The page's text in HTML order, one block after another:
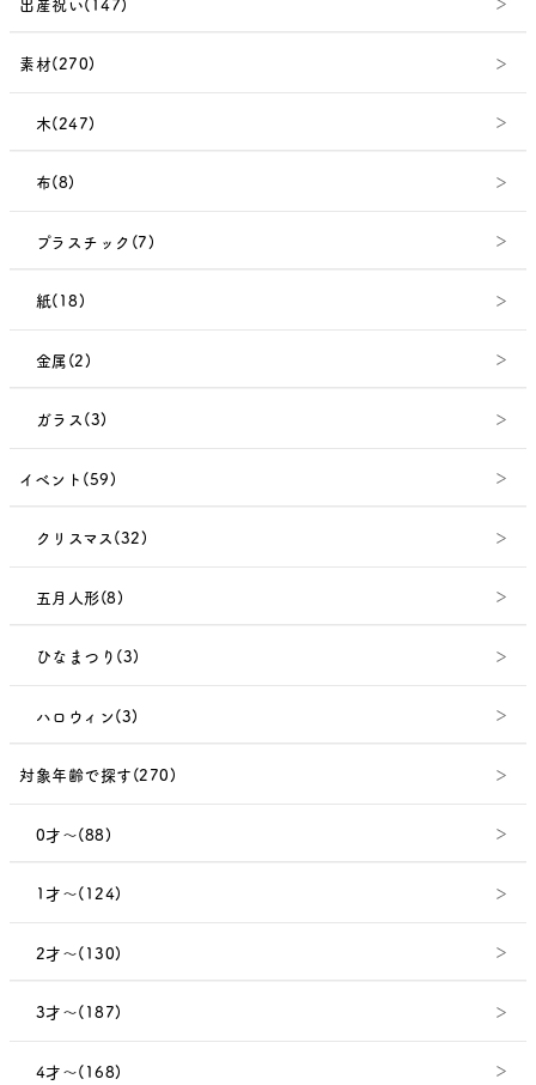
素材(270)
木(247)
布(8)
プラスチック(7)
紙(18)
金属(2)
ガラス(3)
イベント(59)
クリスマス(32)
五月人形(8)
ひなまつり(3)
ハロウィン(3)
対象年齢で探す(270)
0才～(88)
1才～(124)
2才～(130)
3才～(187)
4才～(168)